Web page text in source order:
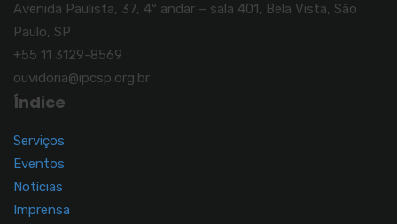
Avenida Paulista, 37, 4º andar – sala 401, Bela Vista, São
Paulo, SP
+55 11 3129-8569
ouvidoria@ipcsp.org.br
Índice
Serviços
Eventos
Notícias
Imprensa